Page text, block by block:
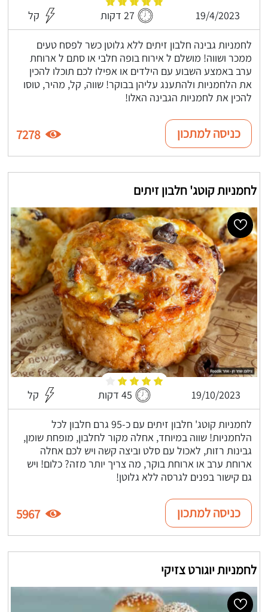
19/4/2023 27 דקות קל
לחמניות גבינה חלבון זיתים ללא גלוטן כשר לפסח טעים
ממכר ושווה! מושלם ל אירוח בופה חלבי או סתם ל ארוחת
ערב באמצע השבוע עם הילדים או אפילו לכם תוכלו להכין
את הלחמניות ולהתענג עליהן בבוקר! שווה, קל, מהיר, טוסו
להכין את לחמניות הגבינה האלו!
כניסה למתכון 7278
לחמניות קוטג' חלבון זיתים
19/10/2023 45 דקות קל
לחמניות קוטג' חלבון זיתים עם כ-95 גרם חלבון לכל
הלחמניות! שווה במיוחד, אחלה מקור לחלבון, מופחת שומן,
גבינות רזות, לאכול עם סלט וביצה קשה ויש לכם אחלה
ארוחת ערב או ארוחת בוקר, מה צריך יותר מזה? כלום! ויש
גם קישור בפנים לגרסה ללא גלוטן!
כניסה למתכון 5967
לחמניות יוגורט צזיקי